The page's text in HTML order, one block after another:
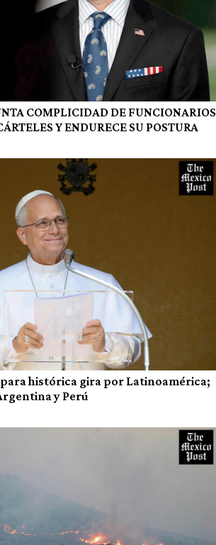
COMPLICIDAD DE FUNCIONARIOS
Y ENDURECE SU POSTURA
histórica gira por Latinoamérica;
y Perú